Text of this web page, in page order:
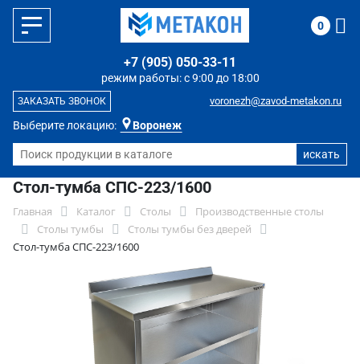
Выберите локацию: Воронеж
режим работы: с 9:00 до 18:00
+7 (905) 050-33-11
voronezh@zavod-metakon.ru
ЗАКАЗАТЬ ЗВОНОК
0
Стол-тумба СПС-223/1600
Главная Каталог Столы
Производственные столы
Столы тумбы
Столы тумбы без дверей
Стол-тумба СПС-223/1600